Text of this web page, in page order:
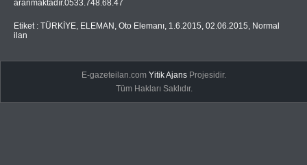
aranmaktadır.0533.748.68.47
Etiket : TÜRKİYE, ELEMAN , Oto Elemanı, 1.6.2015, 02.06.2015, Normal
ilan
E-gazeteilan.comYitik Ajans Projesidir.
Tüm Hakları Saklıdır.